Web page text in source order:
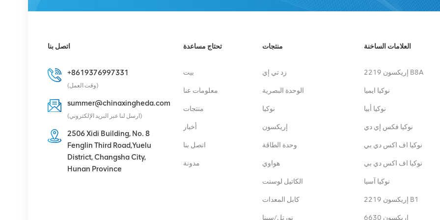
للأوضاع المتعددة 2100
ميجا هرتز (2*60 واط)
عرض التفاصيل
هواوي UBBPg1a
03050BYF لهواوي BBU
3900 النطاق الأساسي
اتصل بنا
+8619376997331
(وقت العمل)
summer@chinaxingheda.com
(ارسل لنا عبر البريد الإلكتروني)
2506 Xidi Building, No. 8
Fenglin Third Road,Yuelu
District, Changsha City,
Hunan Province
تحتاج مساعدة
بيت
معلومات عنا
منتجات
أخبار
اتصل بنا
مدونة
منتجات
زد تي إي
الوحدة البصرية
نوكيا
إريكسون
وحدة الطاقة
هواوي
الكاتيل لوسنت
كابل المعدات
نورتل/سينا
العلامات الساخنة
إريكسون 2219 B8A
نوكيا ايميا
نوكيا أبيا
نوكيا فكس إي دي
نوكيا اف اكس دي بي
نوكيا اف اكس دي بي
نوكيا آسيا
إريكسون 2219 B1
إريكسون 6630